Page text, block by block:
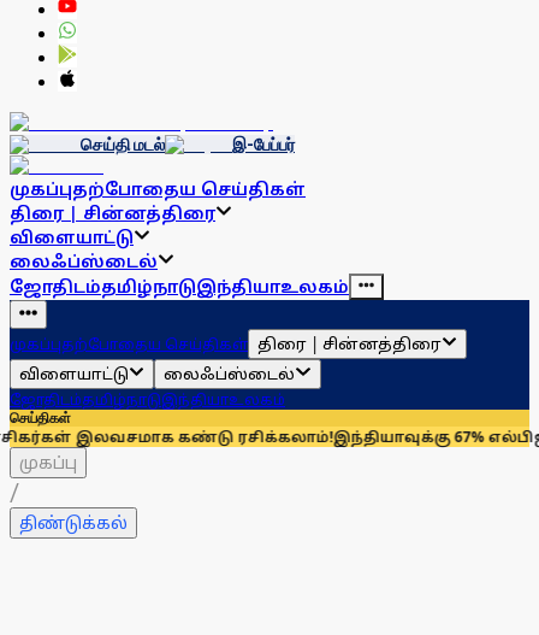
செய்தி மடல் இ-பேப்பர்
முகப்புதற்போதைய செய்திகள்
திரை | சின்னத்திரை
விளையாட்டு
லைஃப்ஸ்டைல்
ஜோதிடம்தமிழ்நாடுஇந்தியாஉலகம்
முகப்புதற்போதைய செய்திகள் திரை | சின்னத்திரை
விளையாட்டு
லைஃப்ஸ்டைல்
ஜோதிடம்தமிழ்நாடுஇந்தியாஉலகம்
செய்திகள்
கண்டு ரசிக்கலாம்!இந்தியாவுக்கு 67% எல்பிஜி
முகப்பு
/
திண்டுக்கல்